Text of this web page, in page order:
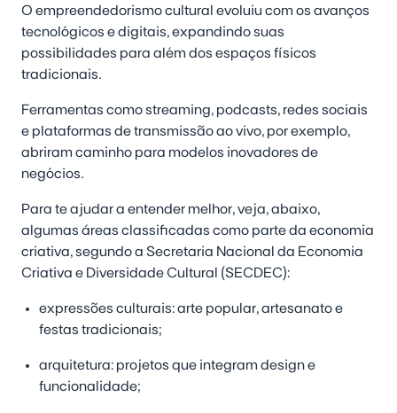
O empreendedorismo cultural evoluiu com os avanços
tecnológicos e digitais, expandindo suas
possibilidades para além dos espaços físicos
tradicionais.
Ferramentas como streaming, podcasts, redes sociais
e plataformas de transmissão ao vivo, por exemplo,
abriram caminho para modelos inovadores de
negócios.
Para te ajudar a entender melhor, veja, abaixo,
algumas áreas classificadas como parte da economia
criativa, segundo a Secretaria Nacional da Economia
Criativa e Diversidade Cultural (SECDEC):
expressões culturais:arte popular, artesanato e
festas tradicionais;
arquitetura: projetos que integram design e
funcionalidade;